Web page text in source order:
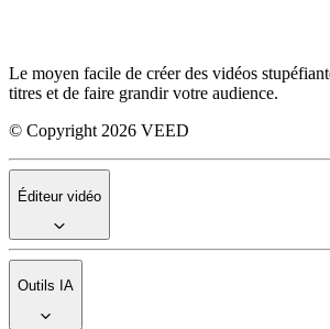
Le moyen facile de créer des vidéos
titres et de faire grandir votre audience.
© Copyright 2026 VEED
Éditeur vidéo
Outils IA